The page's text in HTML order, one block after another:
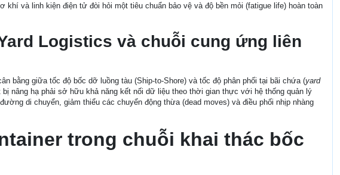
khí và linh kiện điện tử đòi hỏi một tiêu chuẩn bảo vệ và độ bền mỏi (fatigue life) hoàn toàn
Logistics và chuỗi cung ứng liên
bằng giữa tốc độ bốc dỡ luồng tàu (Ship-to-Shore) và tốc độ phân phối tại bãi chứa (yard
nâng hạ phải sở hữu khả năng kết nối dữ liệu theo thời gian thực với hệ thống quản lý
di chuyển, giảm thiểu các chuyển động thừa (dead moves) và điều phối nhịp nhàng
trong chuỗi khai thác bốc